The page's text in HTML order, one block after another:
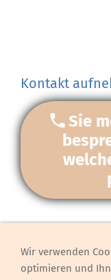
Kontakt
Sie
Preise/Sozialtarif
Wir verwenden
optimieren und